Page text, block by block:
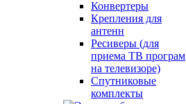
Конвертеры
Крепления для
антенн
Ресиверы (для
приема ТВ програм
на телевизоре)
Спутниковые
комплекты